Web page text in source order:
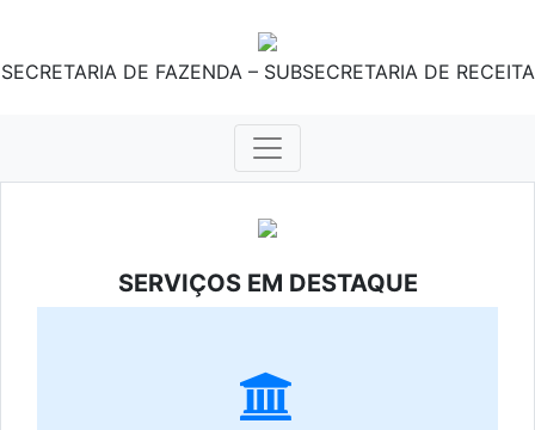
SECRETARIA DE FAZENDA – SUBSECRETARIA DE RECEITA
SERVIÇOS EM DESTAQUE